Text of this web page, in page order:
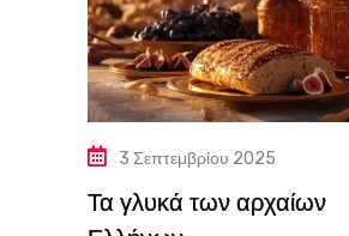
3 Σεπτεμβρίου 2025
Τα γλυκά των αρχαίων